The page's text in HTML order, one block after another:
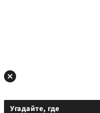
Угадайте, где